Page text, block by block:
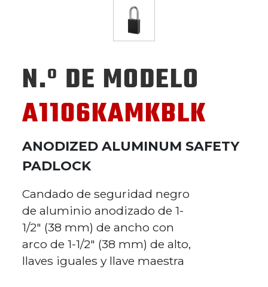
N.º DE MODELO
A1106KAMKBLK
ANODIZED ALUMINUM SAFETY
PADLOCK
Candado de seguridad negro
de aluminio anodizado de 1-
1/2" (38 mm) de ancho con
arco de 1-1/2" (38 mm) de alto,
llaves iguales y llave maestra